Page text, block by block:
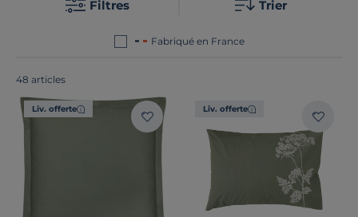
Filtres Trier
Fabriqué en France
48 articles
Liv. offerte Liv. offerte